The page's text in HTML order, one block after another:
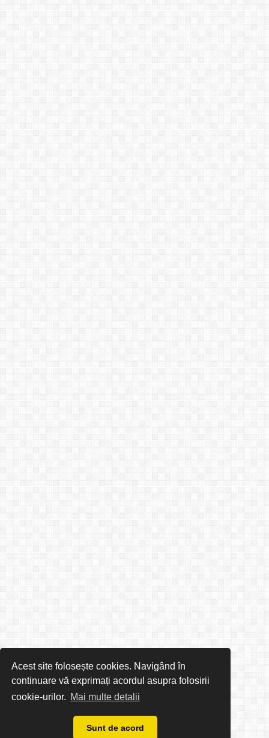
Acest site folosește cookies. Navigând în
continuare vă exprimați acordul asupra folosirii
cookie-urilor. Mai multe detalii
Sunt de acord